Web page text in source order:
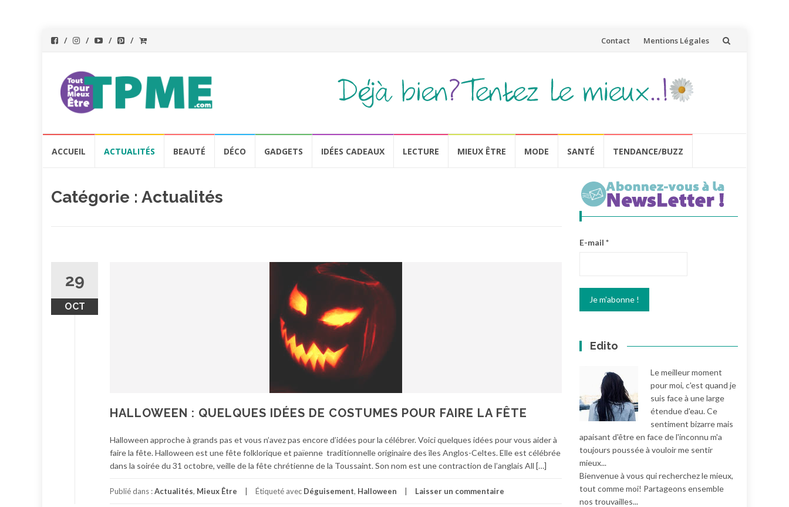
Aller
contenu
Contact Mentions Légales
ACCUEIL ACTUALITÉS BEAUTÉ DÉCO GADGETS IDÉES CADEAUX LECTURE MIEUX ÊTRE MODE SANTÉ TENDANCE/BUZZ
Catégorie : Actualités
29
OCT
HALLOWEEN : QUELQUES IDÉES DE COSTUMES POUR FAIRE LA FÊTE
Halloween approche à grands pas et vous n’avez pas encore d’idées pour la célébrer. Voici quelques idées pour vous aider à
faire la fête. Halloween est une fête folklorique et païenne traditionnelle originaire des îles Anglos-Celtes. Elle est célébrée
dans la soirée du 31 octobre, veille de la fête chrétienne de la Toussaint. Son nom est une contraction de l’anglais All […]
Publié dans :Actualités, Mieux Être Étiqueté avec Déguisement, Halloween Laisser un commentaire
E-mail *
Edito
Le meilleur moment
pour moi, c'est quand je
suis face à une large
étendue d'eau. Ce
sentiment bizarre mais
apaisant d'être en face de l'inconnu m'a
toujours poussée à vouloir me sentir
mieux...
Bienvenue à vous qui recherchez le mieux,
tout comme moi! Partageons ensemble
nos trouvailles...